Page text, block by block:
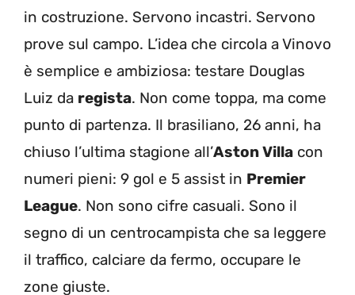
in costruzione. Servono incastri. Servono
prove sul campo. L’idea che circola a Vinovo
è semplice e ambiziosa: testare Douglas
Luiz da regista. Non come toppa, ma come
punto di partenza. Il brasiliano, 26 anni, ha
chiuso l’ultima stagione all’Aston Villa con
numeri pieni: 9 gol e 5 assist in Premier
League. Non sono cifre casuali. Sono il
segno di un centrocampista che sa leggere
il traffico, calciare da fermo, occupare le
zone giuste.